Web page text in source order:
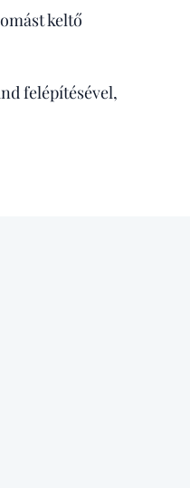
keltő
felépítésével,